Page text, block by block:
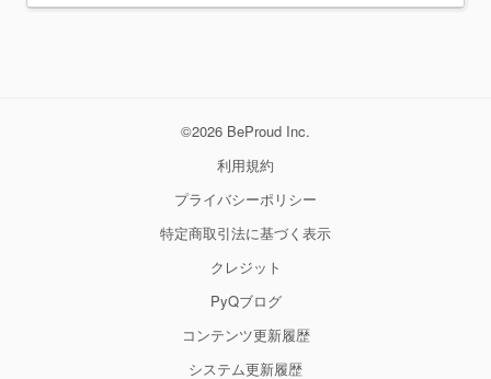
©2026 BeProud Inc.
利用規約
プライバシーポリシー
特定商取引法に基づく表示
クレジット
PyQブログ
コンテンツ更新履歴
システム更新履歴